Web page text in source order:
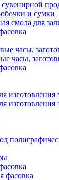
сувенирной
и сумки
смола для
часы,
часы,
изготовления
изготовления
фасовка